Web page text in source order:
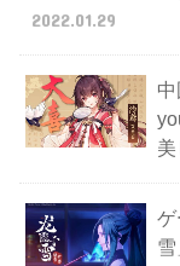
2022.01.29